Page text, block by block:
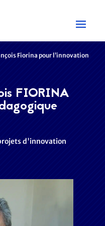
Fiorina pour l’innovation
FIORINA
d'innovation